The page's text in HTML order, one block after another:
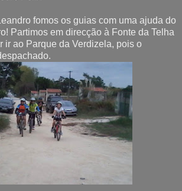
fomos os guias com uma ajuda do
Partimos em direcção à Fonte da Telha
ir ao Parque da Verdizela, pois o